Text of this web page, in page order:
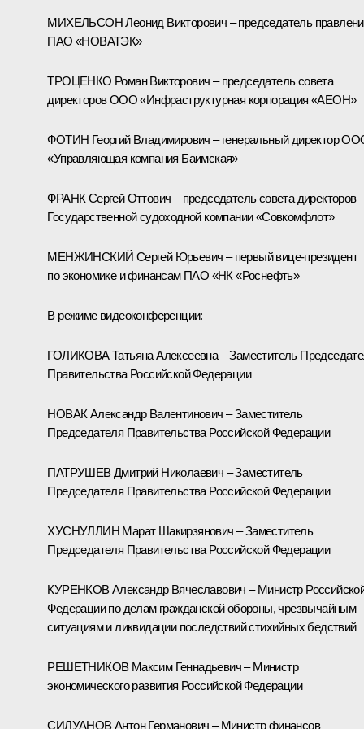
МИХЕЛЬСОН Леонид Викторович – председатель
ПАО «НОВАТЭК»
ТРОЦЕНКО Роман Викторович – председатель совета
директоров ООО «Инфраструктурная корпорация «АЕОН»
ФОТИН Георгий Владимирович – генеральный директор
«Управляющая компания Баимская»
ФРАНК Сергей Оттович – председатель совета директоров
Государственной судоходной компании «Совкомфлот»
МЕНЖИНСКИЙ Сергей Юрьевич – первый вице-президент
по экономике и финансам ПАО «НК «Роснефть»
В режиме видеоконференции:
ГОЛИКОВА Татьяна Алексеевна – Заместитель
Правительства Российской Федерации
НОВАК Александр Валентинович – Заместитель
Председателя Правительства Российской Федерации
ПАТРУШЕВ Дмитрий Николаевич – Заместитель
Председателя Правительства Российской Федерации
ХУСНУЛЛИН Марат Шакирзянович – Заместитель
Председателя Правительства Российской Федерации
КУРЕНКОВ Александр Вячеславович – Министр
Федерации по делам гражданской обороны, чрезвычайным
ситуациям и ликвидации последствий стихийных бедствий
РЕШЕТНИКОВ Максим Геннадьевич – Министр
экономического развития Российской Федерации
СИЛУАНОВ Антон Германович – Министр финансов